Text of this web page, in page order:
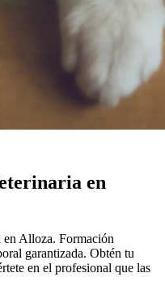
en
Alloza. Formación
garantizada. Obtén tu
en el profesional que las